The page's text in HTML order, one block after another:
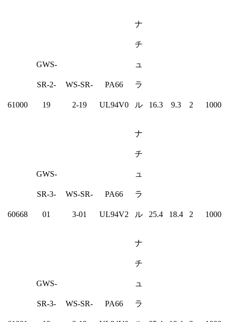
61000
GWS-
SR-2-
19
WS-SR-
2-19
PA66
UL94V0
ナ
チ
ュ
ラ
ル 16.3 9.3 2 1000
60668
GWS-
SR-3-
01
WS-SR-
3-01
PA66
UL94V2
ナ
チ
ュ
ラ
ル 25.4 18.4 2 1000
GWS-
SR-3- WS-SR- PA66
ナ
チ
ュ
ラ